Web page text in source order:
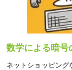
数学による暗号
ネットショッピング